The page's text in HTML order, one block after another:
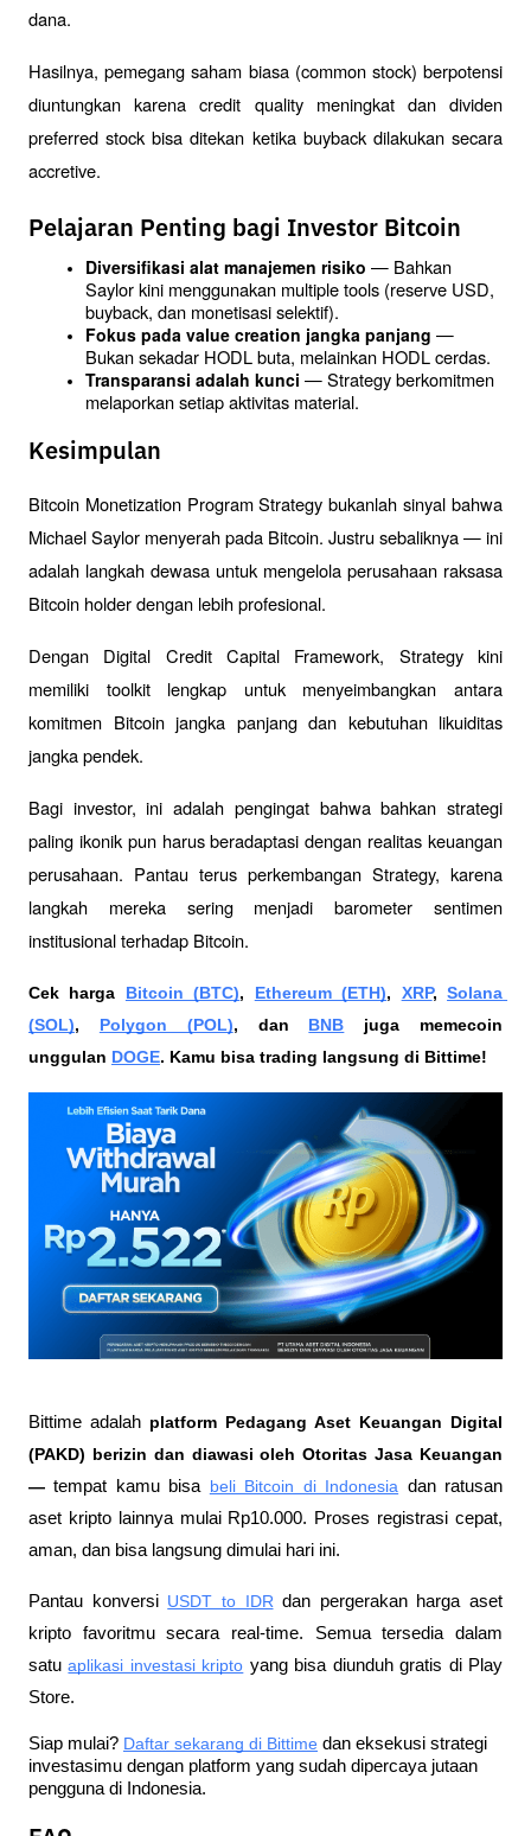
dana.
Hasilnya, pemegang saham biasa (common stock) berpotensi
diuntungkan karena credit quality meningkat dan dividen
preferred stock bisa ditekan ketika buyback dilakukan secara
accretive.
Pelajaran Penting bagi Investor Bitcoin
Diversifikasi alat manajemen risiko — Bahkan
Saylor kini menggunakan multiple tools (reserve USD,
buyback, dan monetisasi selektif).
Fokus pada value creation jangka panjang —
Bukan sekadar HODL buta, melainkan HODL cerdas.
Transparansi adalah kunci — Strategy berkomitmen
melaporkan setiap aktivitas material.
Kesimpulan
Bitcoin Monetization Program Strategy bukanlah sinyal bahwa
Michael Saylor menyerah pada Bitcoin. Justru sebaliknya — ini
adalah langkah dewasa untuk mengelola perusahaan raksasa
Bitcoin holder dengan lebih profesional.
Dengan Digital Credit Capital Framework, Strategy kini
memiliki toolkit lengkap untuk menyeimbangkan antara
komitmen Bitcoin jangka panjang dan kebutuhan likuiditas
jangka pendek.
Bagi investor, ini adalah pengingat bahwa bahkan strategi
paling ikonik pun harus beradaptasi dengan realitas keuangan
perusahaan. Pantau terus perkembangan Strategy, karena
langkah mereka sering menjadi barometer sentimen
institusional terhadap Bitcoin.
Cek harga Bitcoin (BTC), Ethereum (ETH), XRP, Solana
(SOL), Polygon (POL), dan BNB juga memecoin
unggulan DOGE. Kamu bisa trading langsung di Bittime!
Bittime adalah platform Pedagang Aset Keuangan Digital
(PAKD) berizin dan diawasi oleh Otoritas Jasa Keuangan
— tempat kamu bisa beli Bitcoin di Indonesia dan ratusan
aset kripto lainnya mulai Rp10.000. Proses registrasi cepat,
aman, dan bisa langsung dimulai hari ini.
Pantau konversi USDT to IDR dan pergerakan harga aset
kripto favoritmu secara real-time. Semua tersedia dalam
satu aplikasi investasi kripto yang bisa diunduh gratis di Play
Store.
Siap mulai? Daftar sekarang di Bittime dan eksekusi strategi
investasimu dengan platform yang sudah dipercaya jutaan
pengguna di Indonesia.